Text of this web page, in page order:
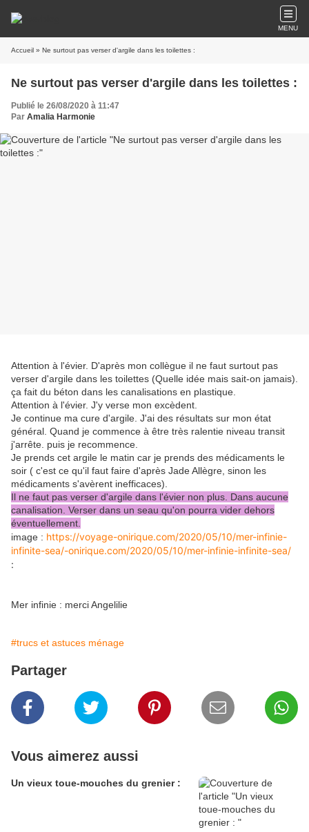
MENU
Accueil » Ne surtout pas verser d'argile dans les toilettes :
Ne surtout pas verser d'argile dans les toilettes :
Publié le 26/08/2020 à 11:47
Par Amalia Harmonie
Attention à l'évier. D'après mon collègue il ne faut surtout pas
verser d'argile dans les toilettes (Quelle idée mais sait-on jamais).
ça fait du béton dans les canalisations en plastique.
Attention à l'évier. J'y verse mon excèdent.
Je continue ma cure d'argile. J'ai des résultats sur mon état
général. Quand je commence à être très ralentie niveau transit
j'arrête. puis je recommence.
Je prends cet argile le matin car je prends des médicaments le
soir ( c'est ce qu'il faut faire d'après Jade Allègre, sinon les
médicaments s'avèrent inefficaces).
Il ne faut pas verser d'argile dans l'évier non plus. Dans aucune
canalisation. Verser dans un seau qu'on pourra vider dehors
éventuellement.
image : https://voyage-onirique.com/2020/05/10/mer-infinie-
infinite-sea/-onirique.com/2020/05/10/mer-infinie-infinite-sea/
:
Mer infinie : merci Angelilie
#trucs et astuces ménage
Partager
Vous aimerez aussi
Un vieux toue-mouches du grenier :